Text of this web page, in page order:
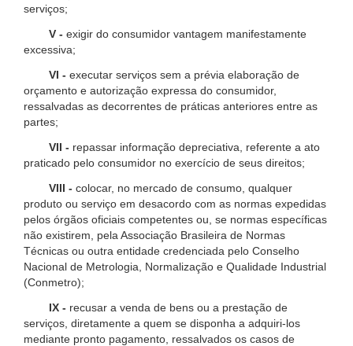
serviços;
V - exigir do consumidor vantagem manifestamente
excessiva;
VI - executar serviços sem a prévia elaboração de
orçamento e autorização expressa do consumidor,
ressalvadas as decorrentes de práticas anteriores entre as
partes;
VII - repassar informação depreciativa, referente a ato
praticado pelo consumidor no exercício de seus direitos;
VIII - colocar, no mercado de consumo, qualquer
produto ou serviço em desacordo com as normas expedidas
pelos órgãos oficiais competentes ou, se normas específicas
não existirem, pela Associação Brasileira de Normas
Técnicas ou outra entidade credenciada pelo Conselho
Nacional de Metrologia, Normalização e Qualidade Industrial
(Conmetro);
IX - recusar a venda de bens ou a prestação de
serviços, diretamente a quem se disponha a adquiri-los
mediante pronto pagamento, ressalvados os casos de